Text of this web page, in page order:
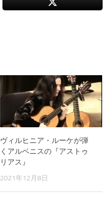
ヴィルヒニア・ルーケが弾
くアルベニスの『アストゥ
リアス』
2021年12月8日